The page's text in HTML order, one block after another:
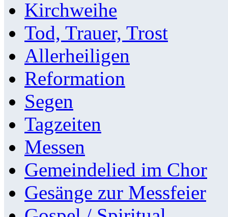
Kirchweihe
Tod, Trauer, Trost
Allerheiligen
Reformation
Segen
Tagzeiten
Messen
Gemeindelied im Chor
Gesänge zur Messfeier